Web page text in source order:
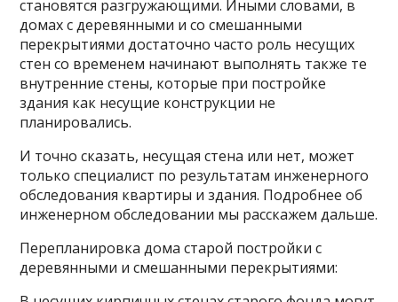
становятся разгружающими. Иными словами, в
домах с деревянными и со смешанными
перекрытиями достаточно часто роль несущих
стен со временем начинают выполнять также те
внутренние стены, которые при постройке
здания как несущие конструкции не
планировались.
И точно сказать, несущая стена или нет, может
только специалист по результатам инженерного
обследования квартиры и здания. Подробнее об
инженерном обследовании мы расскажем дальше.
Перепланировка дома старой постройки с
деревянными и смешанными перекрытиями: